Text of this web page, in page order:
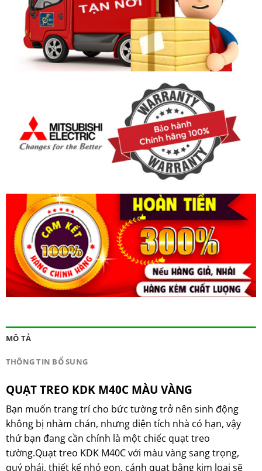
MÔ TẢ
THÔNG TIN BỔ SUNG
QUẠT TREO KDK M40C MÀU VÀNG
Bạn muốn trang trí cho bức tường trở nên sinh động
không bị nhàm chán, nhưng diện tích nhà có hạn, vậy
thứ bạn đang cần chính là một chiếc quạt treo
tường.Quạt treo KDK M40C với màu vàng sang trọng,
quý phái, thiết kế nhỏ gọn, cánh quạt bằng kim loại sẽ